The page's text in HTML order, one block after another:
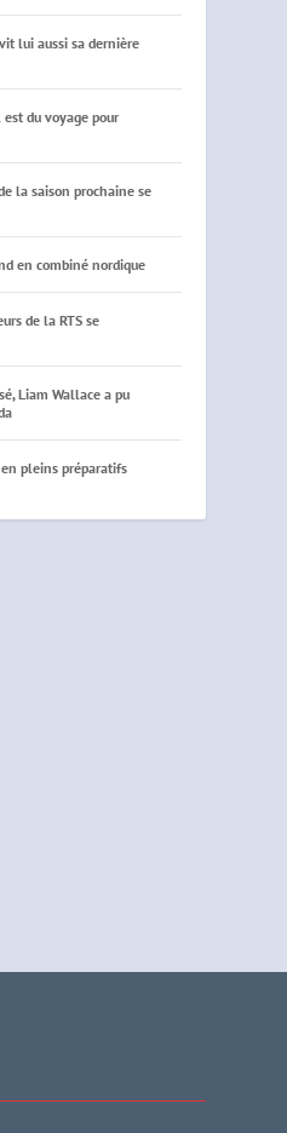
lui aussi sa dernière
du voyage pour
la saison prochaine se
en combiné nordique
de la RTS se
Liam Wallace a pu
pleins préparatifs